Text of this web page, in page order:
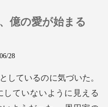
億の愛が始まる
28
していないように見える